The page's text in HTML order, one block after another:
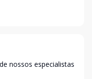
nossos especialistas